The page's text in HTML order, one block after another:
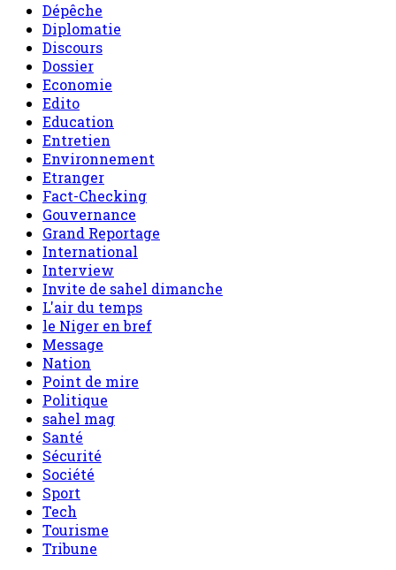
Dépêche
Diplomatie
Discours
Dossier
Economie
Edito
Education
Entretien
Environnement
Etranger
Fact-Checking
Gouvernance
Grand Reportage
International
Interview
Invite de sahel dimanche
L'air du temps
le Niger en bref
Message
Nation
Point de mire
Politique
sahel mag
Santé
Sécurité
Société
Sport
Tech
Tourisme
Tribune